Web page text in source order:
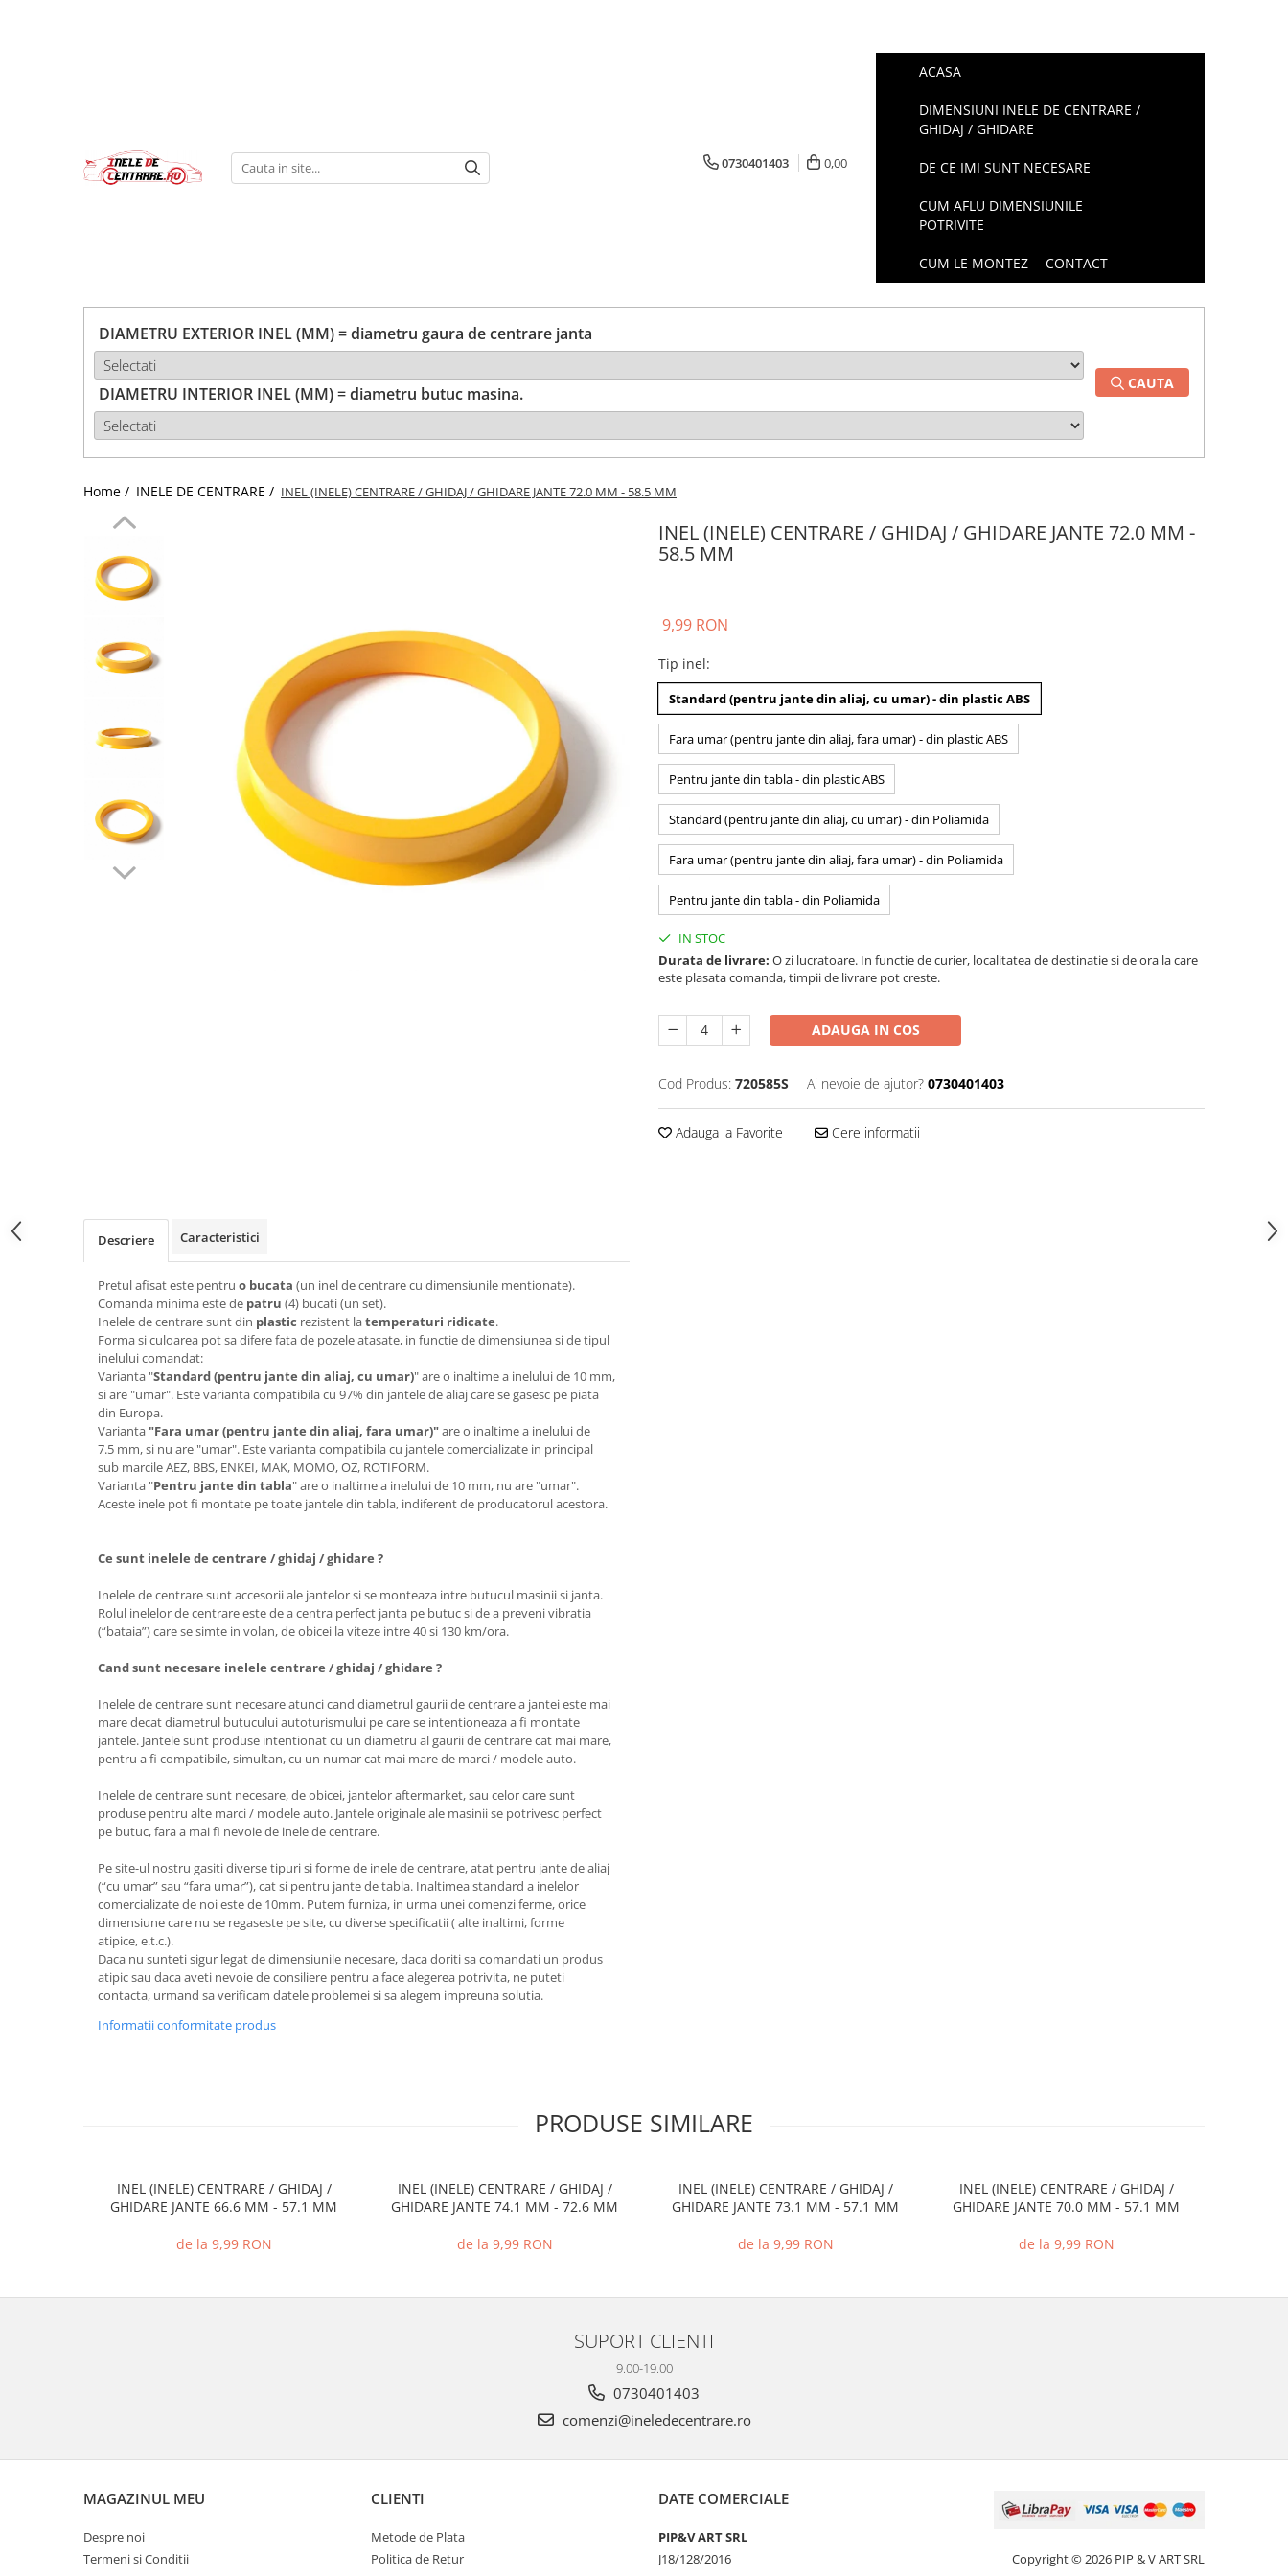
0730401403 0,00
ACASA
DIMENSIUNI INELE DE CENTRARE /
GHIDAJ / GHIDARE
DE CE IMI SUNT NECESARE
CUM AFLU DIMENSIUNILE
POTRIVITE
CUM LE MONTEZ CONTACT
DIAMETRU EXTERIOR INEL (MM) = diametru gaura de centrare janta
DIAMETRU INTERIOR INEL (MM) = diametru butuc masina.
CAUTA
Home / INELE DE CENTRARE / INEL (INELE) CENTRARE / GHIDAJ / GHIDARE JANTE 72.0 MM - 58.5 MM
INEL (INELE) CENTRARE / GHIDAJ / GHIDARE JANTE 72.0 MM -
58.5 MM
9,99 RON
Tip inel:
Standard (pentru jante din aliaj, cu umar) - din plastic ABS
Fara umar (pentru jante din aliaj, fara umar) - din plastic ABS
Pentru jante din tabla - din plastic ABS
Standard (pentru jante din aliaj, cu umar) - din Poliamida
Fara umar (pentru jante din aliaj, fara umar) - din Poliamida
Pentru jante din tabla - din Poliamida
IN STOC
Durata de livrare: O zi lucratoare. In functie de curier, localitatea de destinatie si de ora la care
este plasata comanda, timpii de livrare pot creste.
ADAUGA IN COS
Cod Produs: 720585S Ai nevoie de ajutor? 0730401403
Adauga la Favorite Cere informatii
Descriere Caracteristici
Pretul afisat este pentru o bucata (un inel de centrare cu dimensiunile mentionate).
Comanda minima este de patru (4) bucati (un set).
Inelele de centrare sunt din plastic rezistent latemperaturi ridicate.
Forma si culoarea pot sa difere fata de pozele atasate, in functie de dimensiunea si de tipul
inelului comandat:
Varianta "Standard (pentru jante din aliaj, cu umar)" are o inaltime a inelului de 10 mm,
si are "umar". Este varianta compatibila cu 97% din jantele de aliaj care se gasesc pe piata
din Europa.
Varianta "Fara umar (pentru jante din aliaj, fara umar)"are o inaltime a inelului de
7.5 mm, si nu are "umar". Este varianta compatibila cu jantele comercializate in principal
sub marcile AEZ, BBS, ENKEI, MAK, MOMO, OZ, ROTIFORM.
Varianta "Pentru jante din tabla" are o inaltime a inelului de 10 mm, nu are "umar".
Aceste inele pot fi montate pe toate jantele din tabla, indiferent de producatorul acestora.
Ce sunt inelele de centrare / ghidaj / ghidare ?
Inelele de centrare sunt accesorii ale jantelor si se monteaza intre butucul masinii si janta.
Rolul inelelor de centrare este de a centra perfect janta pe butuc si de a preveni vibratia
(“bataia”) care se simte in volan, de obicei la viteze intre 40 si 130 km/ora.
Cand sunt necesare inelele centrare / ghidaj / ghidare ?
Inelele de centrare sunt necesare atunci cand diametrul gaurii de centrare a jantei este mai
mare decat diametrul butucului autoturismului pe care se intentioneaza a fi montate
jantele. Jantele sunt produse intentionat cu un diametru al gaurii de centrare cat mai mare,
pentru a fi compatibile, simultan, cu un numar cat mai mare de marci / modele auto.
Inelele de centrare sunt necesare, de obicei, jantelor aftermarket, sau celor care sunt
produse pentru alte marci / modele auto. Jantele originale ale masinii se potrivesc perfect
pe butuc, fara a mai fi nevoie de inele de centrare.
Pe site-ul nostru gasiti diverse tipuri si forme de inele de centrare, atat pentru jante de aliaj
(“cu umar” sau “fara umar”), cat si pentru jante de tabla. Inaltimea standard a inelelor
comercializate de noi este de 10mm. Putem furniza, in urma unei comenzi ferme, orice
dimensiune care nu se regaseste pe site, cu diverse specificatii ( alte inaltimi, forme
atipice, e.t.c.).
Daca nu sunteti sigur legat de dimensiunile necesare, daca doriti sa comandati un produs
atipic sau daca aveti nevoie de consiliere pentru a face alegerea potrivita, ne puteti
contacta, urmand sa verificam datele problemei si sa alegem impreuna solutia.
Informatii conformitate produs
PRODUSE SIMILARE
INEL (INELE) CENTRARE / GHIDAJ /
GHIDARE JANTE 66.6 MM - 57.1 MM
de la 9,99 RON
INEL (INELE) CENTRARE / GHIDAJ /
GHIDARE JANTE 74.1 MM - 72.6 MM
de la 9,99 RON
INEL (INELE) CENTRARE / GHIDAJ /
GHIDARE JANTE 73.1 MM - 57.1 MM
de la 9,99 RON
INEL (INELE) CENTRARE / GHIDAJ /
GHIDARE JANTE 70.0 MM - 57.1 MM
de la 9,99 RON
SUPORT CLIENTI
9.00-19.00
0730401403
comenzi@ineledecentrare.ro
MAGAZINUL MEU
Despre noi
Termeni si Conditii
CLIENTI
Metode de Plata
Politica de Retur
DATE COMERCIALE
PIP&V ART SRL
J18/128/2016
Copyright © 2026 PIP & V ART SRL